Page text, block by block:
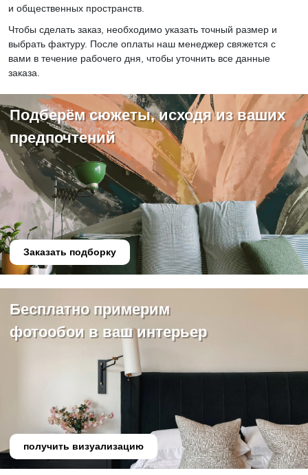
и общественных пространств.
Чтобы сделать заказ, необходимо указать точный размер и
выбрать фактуру. После оплаты наш менеджер свяжется с
вами в течение рабочего дня, чтобы уточнить все данные
заказа.
Подберём сюжеты, исходя из ваших
предпочтений
Заказать подборку
Бесплатно примерим
фотообои в ваш интерьер
получить визуализацию